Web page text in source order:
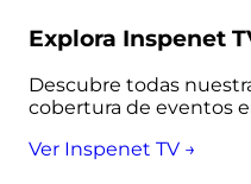
Explora Inspenet
Descubre todas
cobertura de eventos
Ver Inspenet TV →